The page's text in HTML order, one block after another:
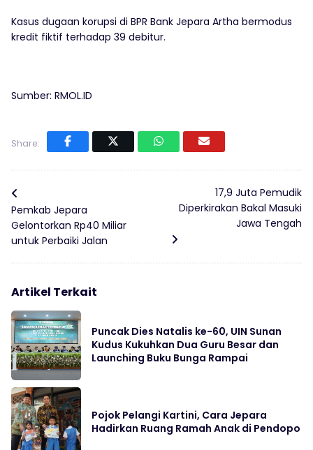
Kasus dugaan korupsi di BPR Bank Jepara Artha bermodus
kredit fiktif terhadap 39 debitur.
Sumber: RMOL.ID
Share:
Pemkab Jepara
Gelontorkan Rp40 Miliar
untuk Perbaiki Jalan
17,9 Juta Pemudik
Diperkirakan Bakal Masuki
Jawa Tengah
Artikel Terkait
Puncak Dies Natalis ke-60, UIN Sunan
Kudus Kukuhkan Dua Guru Besar dan
Launching Buku Bunga Rampai
Pojok Pelangi Kartini, Cara Jepara
Hadirkan Ruang Ramah Anak di Pendopo